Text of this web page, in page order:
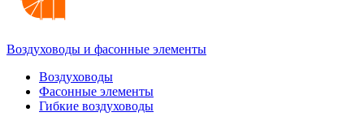
Воздуховоды и фасонные элементы
Воздуховоды
Фасонные элементы
Гибкие воздуховоды